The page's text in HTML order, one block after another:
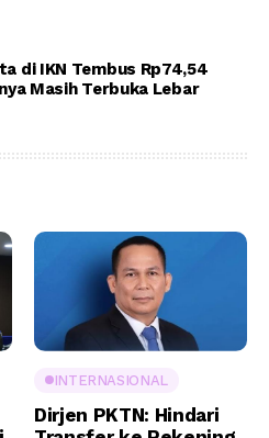
di IKN Tembus Rp74,54
Masih Terbuka Lebar
INTERNASIONAL
Dirjen PKTN: Hindari